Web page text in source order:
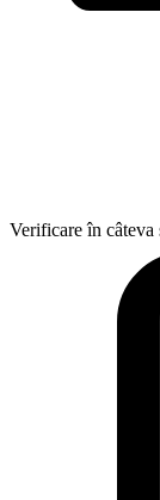
Verificare în câteva